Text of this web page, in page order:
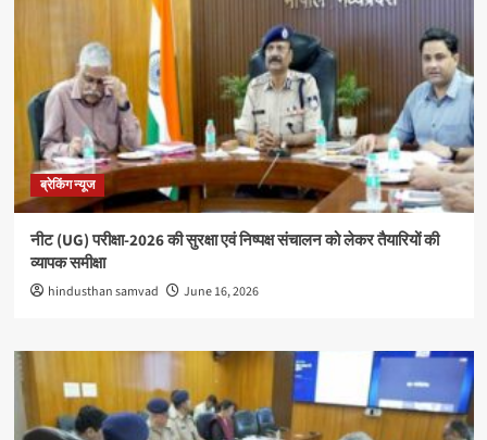
ब्रेकिंग न्यूज
नीट (UG) परीक्षा-2026 की सुरक्षा एवं निष्पक्ष संचालन को लेकर तैयारियों की
व्यापक समीक्षा
hindusthan samvad June 16, 2026